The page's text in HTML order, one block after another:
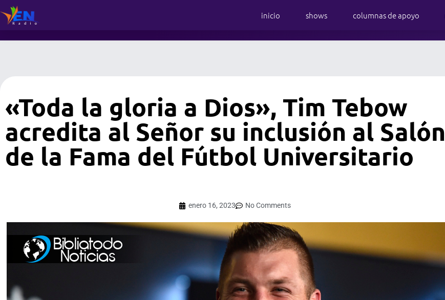
inicio shows columnas de apoyo
«Toda la gloria a Dios», Tim Tebow
acredita al Señor su inclusión al Salón
de la Fama del Fútbol Universitario
enero 16, 2023 No Comments